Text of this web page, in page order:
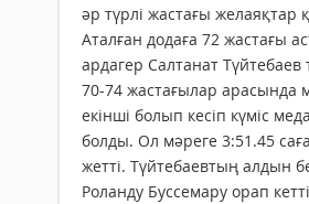
әр түрлі жастағы желаяқтар
Аталған додаға 72 жастағы
ардагер Салтанат
70-74 жастағылар арасында
екінші болып кесіп күміс
болды. Ол мәреге 3:51.45
жетті. Түйтебаевтың алдын
Роланду Буссемару орап